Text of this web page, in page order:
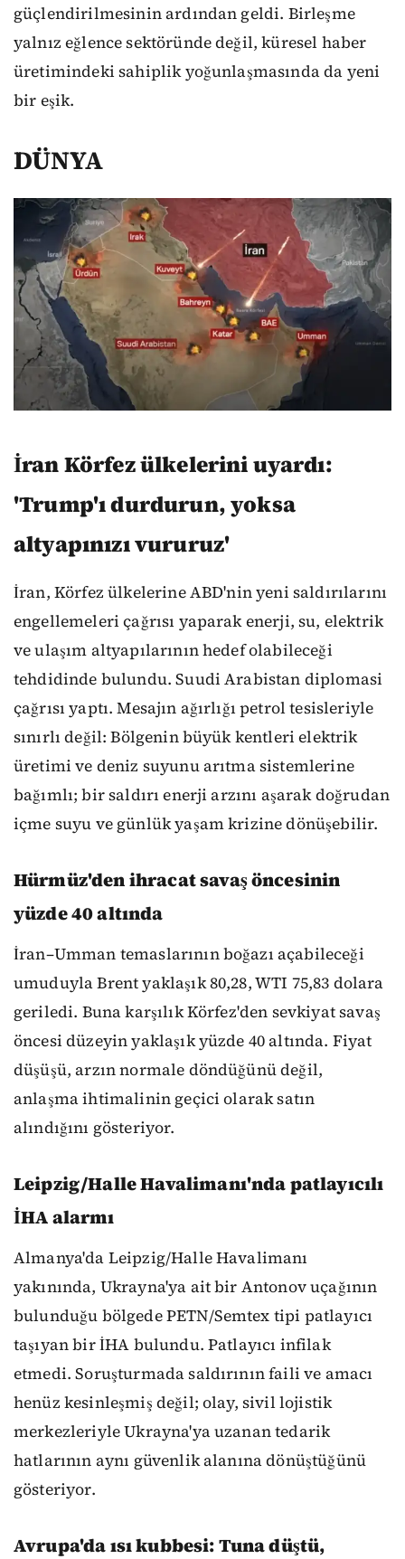
güçlendirilmesinin ardından geldi. Birleşme
yalnız eğlence sektöründe değil, küresel haber
üretimindeki sahiplik yoğunlaşmasında da yeni
bir eşik.
DÜNYA
İran Körfez ülkelerini uyardı:
'Trump'ı durdurun, yoksa
altyapınızı vururuz'
İran, Körfez ülkelerine ABD'nin yeni saldırılarını
engellemeleri çağrısı yaparak enerji, su, elektrik
ve ulaşım altyapılarının hedef olabileceği
tehdidinde bulundu. Suudi Arabistan diplomasi
çağrısı yaptı. Mesajın ağırlığı petrol tesisleriyle
sınırlı değil: Bölgenin büyük kentleri elektrik
üretimi ve deniz suyunu arıtma sistemlerine
bağımlı; bir saldırı enerji arzını aşarak doğrudan
içme suyu ve günlük yaşam krizine dönüşebilir.
Hürmüz'den ihracat savaş öncesinin
yüzde 40 altında
İran–Umman temaslarının boğazı açabileceği
umuduyla Brent yaklaşık 80,28, WTI 75,83 dolara
geriledi. Buna karşılık Körfez'den sevkiyat savaş
öncesi düzeyin yaklaşık yüzde 40 altında. Fiyat
düşüşü, arzın normale döndüğünü değil,
anlaşma ihtimalinin geçici olarak satın
alındığını gösteriyor.
Leipzig/Halle Havalimanı'nda patlayıcılı
İHA alarmı
Almanya'da Leipzig/Halle Havalimanı
yakınında, Ukrayna'ya ait bir Antonov uçağının
bulunduğu bölgede PETN/Semtex tipi patlayıcı
taşıyan bir İHA bulundu. Patlayıcı infilak
etmedi. Soruşturmada saldırının faili ve amacı
henüz kesinleşmiş değil; olay, sivil lojistik
merkezleriyle Ukrayna'ya uzanan tedarik
hatlarının aynı güvenlik alanına dönüştüğünü
gösteriyor.
Avrupa'da ısı kubbesi: Tuna düştü,